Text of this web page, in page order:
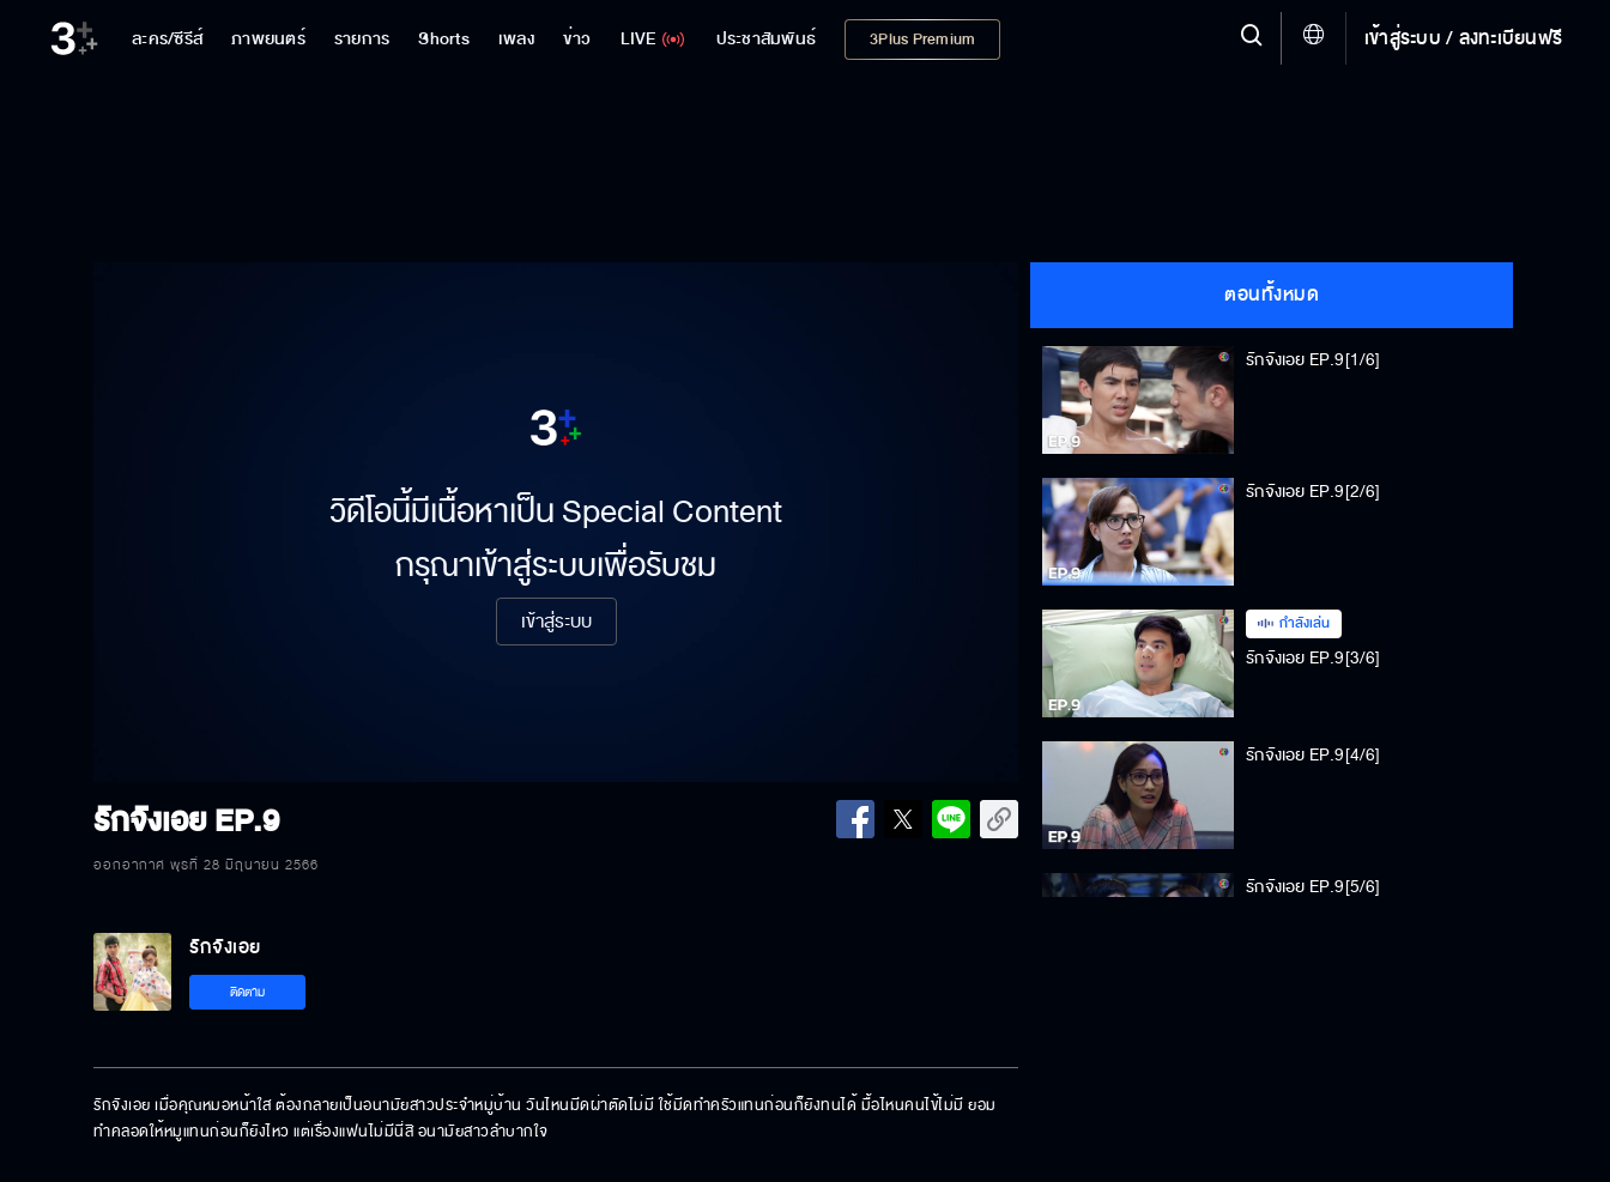
ละคร/ซีรีส์ ภาพยนตร์ รายการ Shorts เพลง ข่าว LIVE ประชาสัมพันธ์ 3Plus Premium เข้าสู่ระบบ / ลงทะเบียนฟรี
วิดีโอนี้มีเนื้อหาเป็น Special Content
กรุณาเข้าสู่ระบบเพื่อรับชม
เข้าสู่ระบบ
รักจังเอยEP.9
ออกอากาศ พุธที่ 28 มิถุนายน 2566
ตอนทั้งหมด
รักจังเอย EP.9[1/6]
รักจังเอย EP.9[2/6]
กำลังเล่น
รักจังเอย EP.9[3/6]
รักจังเอย EP.9[4/6]
รักจังเอย EP.9[5/6]
รักจังเอย
ติดตาม
รักจังเอย เมื่อคุณหมอหน้าใส ต้องกลายเป็นอนามัยสาวประจำหมู่บ้าน วันไหนมีดผ่าตัดไม่มี ใช้มีดทำครัวแทนก่อนก็ยังทนได้ มื้อไหนคนไข้ไม่มี ยอม
ทำคลอดให้หมูแทนก่อนก็ยังไหว แต่เรื่องแฟนไม่มีนี่สิ อนามัยสาวลำบากใจ